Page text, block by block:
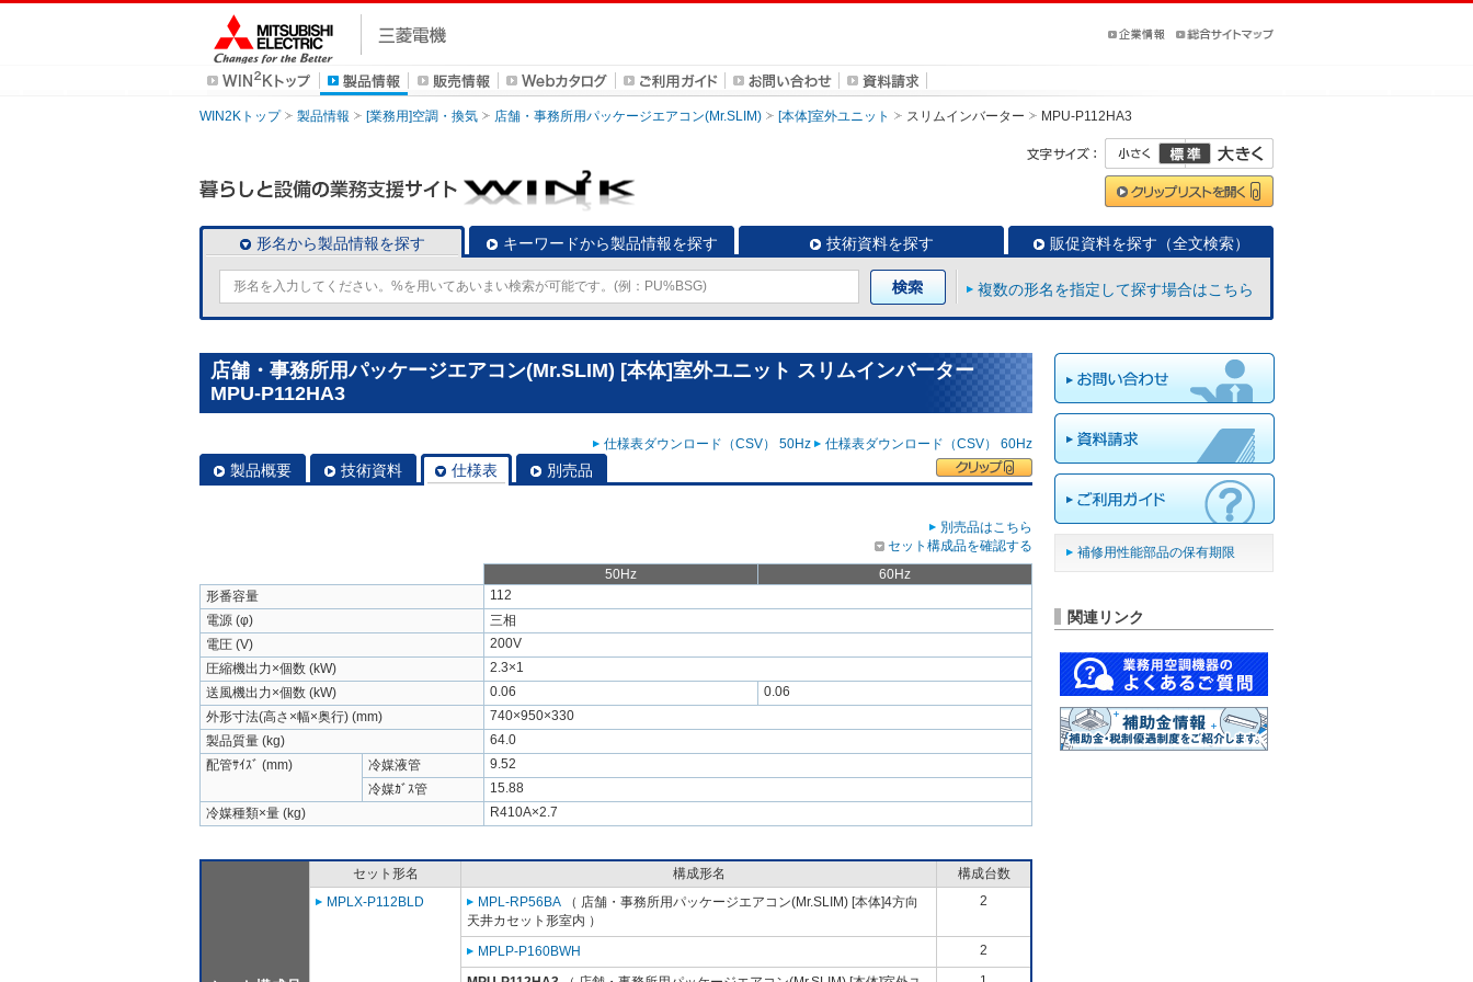
WIN2Kトップ 製品情報 [業務用]空調・換気 店舗・事務所用パッケージエアコン(Mr.SLIM) [本体]室外ユニット スリムインバーター MPU-P112HA3
形名から製品情報を探す キーワードから製品情報を探す 技術資料を探す 販促資料を探す（全文検索）
複数の形名を指定して探す場合はこちら
店舗・事務所用パッケージエアコン(Mr.SLIM) [本体]室外ユニット スリムインバーター
MPU-P112HA3
仕様表ダウンロード（CSV） 50Hz 仕様表ダウンロード（CSV） 60Hz
製品概要 技術資料 仕様表 別売品
別売品はこちら
セット構成品を確認する
50Hz
60Hz
形番容量
112
電源 (φ)
三相
電圧 (V)
200V
圧縮機出力×個数 (kW)
2.3×1
送風機出力×個数 (kW)
0.06
0.06
外形寸法(高さ×幅×奥行) (mm)
740×950×330
製品質量 (kg)
64.0
配管ｻｲｽﾞ (mm)
冷媒液管
9.52
冷媒ｶﾞｽ管
15.88
冷媒種類×量 (kg)
R410A×2.7
セット形名 構成形名
構成台数
MPLX-P112BLD
MPL-RP56BA （ 店舗・事務所用パッケージエアコン(Mr.SLIM) [本体]4方向
天井カセット形室内 ）
2
MPLP-P160BWH 2
補修用性能部品の保有期限
関連リンク